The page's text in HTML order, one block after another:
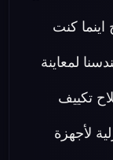
كنت
لمعاينة
تكييف
لأجهزة